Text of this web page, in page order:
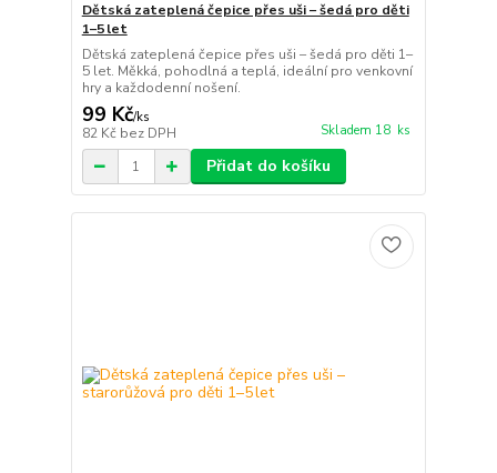
Dětská zateplená čepice přes uši – šedá pro děti
1–5 let
Dětská zateplená čepice přes uši – šedá pro děti 1–
5 let. Měkká, pohodlná a teplá, ideální pro venkovní
hry a každodenní nošení.
99 Kč/ks
82 Kč bez DPH Skladem 18 ks
Přidat do košíku